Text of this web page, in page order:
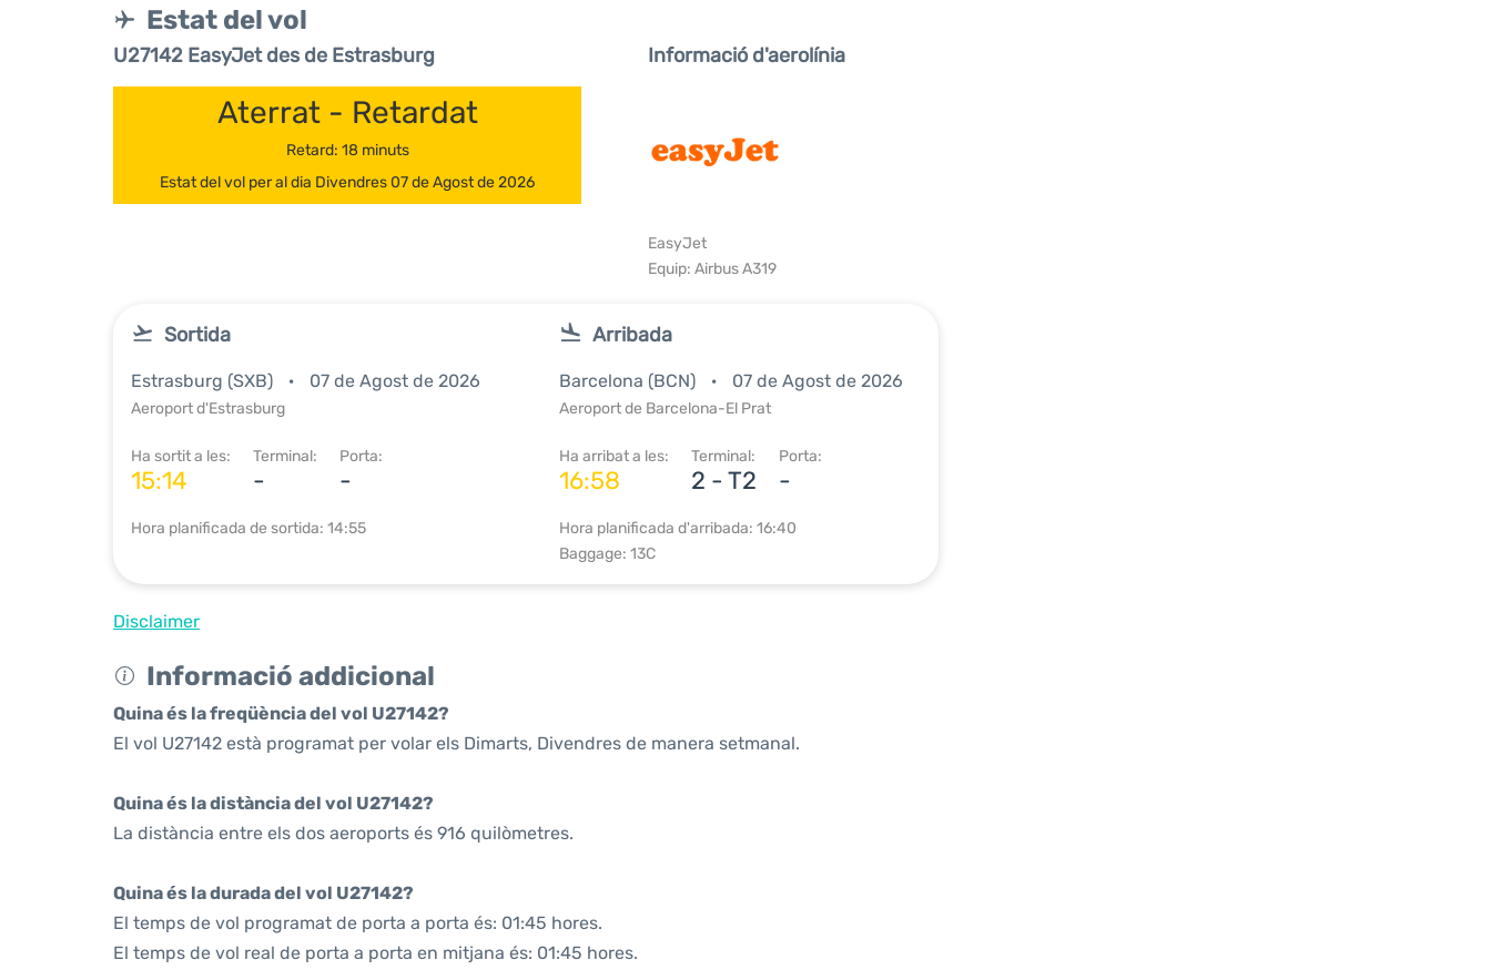
Estat del vol
U27142 EasyJet des de Estrasburg
Aterrat - Retardat
Retard: 18 minuts
Estat del vol per al dia Divendres 07 de Agost de 2026
Informació d'aerolínia
EasyJet
Equip: Airbus A319
Sortida
Estrasburg (SXB) 07 de Agost de 2026
Aeroport d'Estrasburg
Ha sortit a les:
15:14
Terminal:
-
Porta:
-
Hora planificada de sortida: 14:55
Arribada
Barcelona (BCN) 07 de Agost de 2026
Aeroport de Barcelona-El Prat
Ha arribat a les:
16:58
Terminal:
2 - T2
Porta:
-
Hora planificada d'arribada: 16:40
Baggage: 13C
Disclaimer
Informació addicional
Quina és la freqüència del vol U27142?
El vol U27142 està programat per volar els Dimarts, Divendres de manera setmanal.
Quina és la distància del vol U27142?
La distància entre els dos aeroports és 916 quilòmetres.
Quina és la durada del vol U27142?
El temps de vol programat de porta a porta és: 01:45 hores.
El temps de vol real de porta a porta en mitjana és: 01:45 hores.